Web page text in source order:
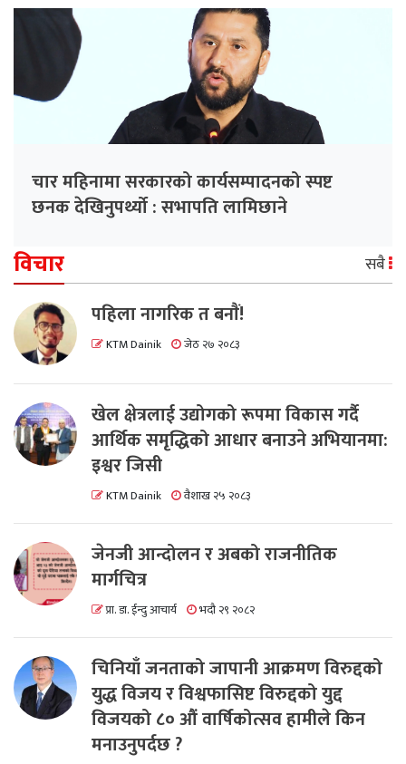
चार महिनामा सरकारको कार्यसम्पादनको स्पष्ट
छनक देखिनुपर्थ्यो : सभापति लामिछाने
विचार सबै
पहिला नागरिक त बनाैं!
KTM Dainik जेठ २७ २०८३
खेल क्षेत्रलाई उद्योगको रूपमा विकास गर्दै
आर्थिक समृद्धिको आधार बनाउने अभियानमा:
इश्वर जिसी
KTM Dainik वैशाख २५ २०८३
जेनजी आन्दोलन र अबको राजनीतिक
मार्गचित्र
प्रा. डा. ईन्दु आचार्य भदौ २९ २०८२
चिनियाँ जनताको जापानी आक्रमण विरुद्दको
युद्ध विजय र विश्वफासिष्ट विरुद्दको युद्द
विजयको ८० औं वार्षिकोत्सव हामीले किन
मनाउनुपर्दछ ?